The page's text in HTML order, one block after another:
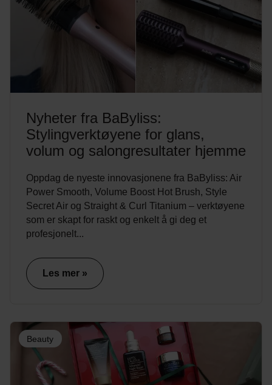
Nyheter fra BaByliss:
Stylingverktøyene for glans,
volum og salongresultater hjemme
Oppdag de nyeste innovasjonene fra BaByliss: Air
Power Smooth, Volume Boost Hot Brush, Style
Secret Air og Straight & Curl Titanium – verktøyene
som er skapt for raskt og enkelt å gi deg et
profesjonelt...
Les mer »
Beauty